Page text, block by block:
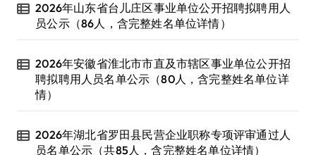
2026年山东省台儿庄区事业单位公开招聘拟聘用人
员公示（86人，含完整姓名单位详情）
2026年安徽省淮北市市直及市辖区事业单位公开招
聘拟聘用人员名单公示（80人，含完整姓名单位详
情）
2026年湖北省罗田县民营企业职称专项评审通过人
员名单公示（共85人，含完整姓名单位详情）